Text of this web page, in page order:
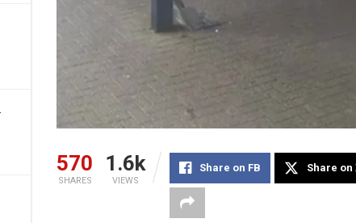
570
SHARES
1.6k
VIEWS
Share on FB Share on